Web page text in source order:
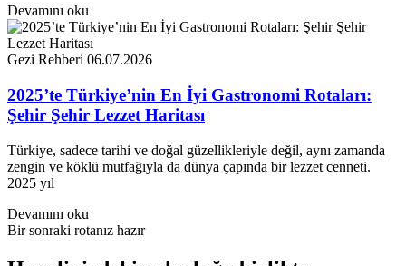
Devamını oku
Gezi Rehberi 06.07.2026
2025’te Türkiye’nin En İyi Gastronomi Rotaları:
Şehir Şehir Lezzet Haritası
Türkiye, sadece tarihi ve doğal güzellikleriyle değil, aynı zamanda
zengin ve köklü mutfağıyla da dünya çapında bir lezzet cenneti.
2025 yıl
Devamını oku
Bir sonraki rotanız hazır